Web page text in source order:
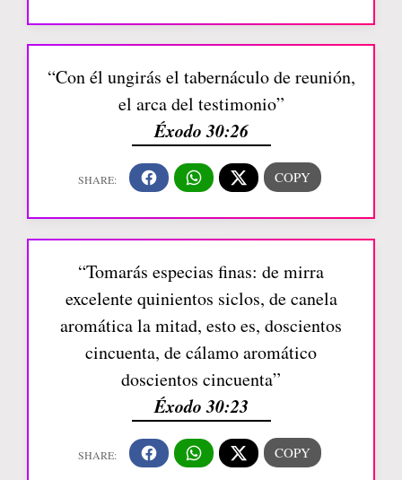
“Con él ungirás el tabernáculo de reunión,
el arca del testimonio”
Éxodo 30:26
“Tomarás especias finas: de mirra
excelente quinientos siclos, de canela
aromática la mitad, esto es, doscientos
cincuenta, de cálamo aromático
doscientos cincuenta”
Éxodo 30:23